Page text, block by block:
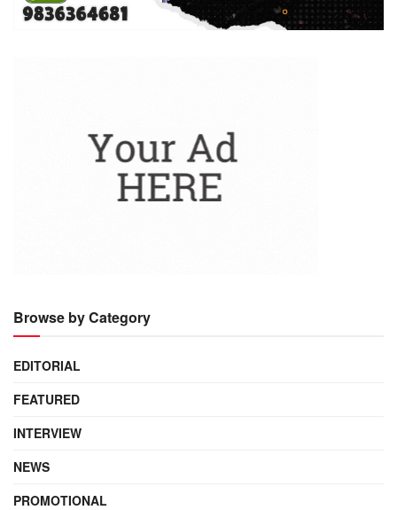
Browse by Category
EDITORIAL
FEATURED
INTERVIEW
NEWS
PROMOTIONAL